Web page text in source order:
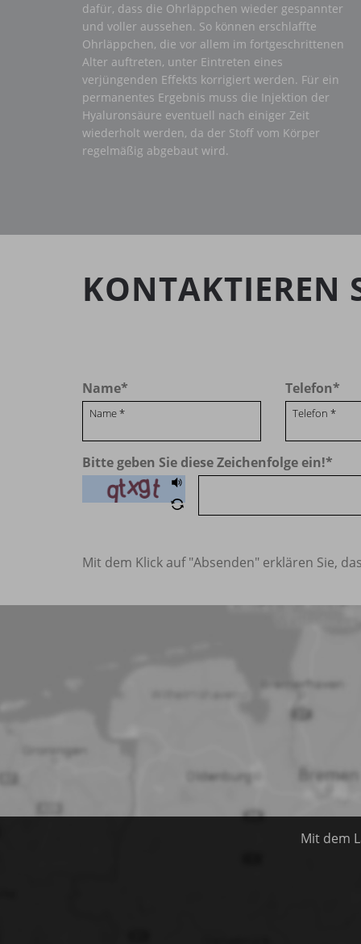
dafür, dass die Ohrläppchen wieder gespannter
und voller aussehen. So können erschlaffte
Ohrläppchen, die vor allem im fortgeschrittenen
Alter auftreten, unter Eintreten eines
verjüngenden Effekts korrigiert werden. Für ein
permanentes Ergebnis muss die Injektion der
Hyaluronsäure eventuell nach einiger Zeit
wiederholt werden, da der Stoff vom Körper
regelmäßig abgebaut wird.
KONTAKTIEREN
Name* Telefon*
Bitte geben Sie diese Zeichenfolge ein!*
Mit dem Klick auf "Absenden" erklären Sie,
Mit dem